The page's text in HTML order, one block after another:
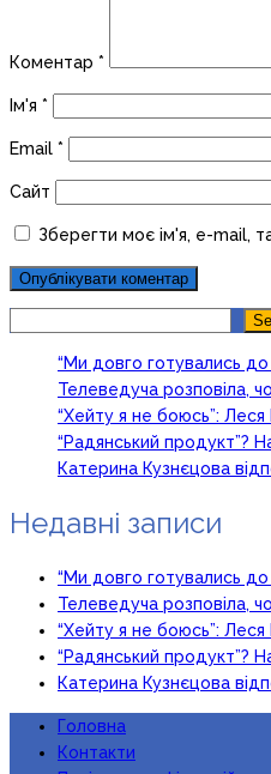
Коментар *
Ім'я *
Email *
Сайт
Зберегти моє ім'я, e-mail,
“Ми довго готувались
Телеведуча розповіла,
“Хейту я не боюсь”: Леся
“Радянський продукт”?
Катерина Кузнєцова
Недавні записи
“Ми довго готувались
Телеведуча розповіла,
“Хейту я не боюсь”: Леся
“Радянський продукт”?
Катерина Кузнєцова
Головна
Контакти